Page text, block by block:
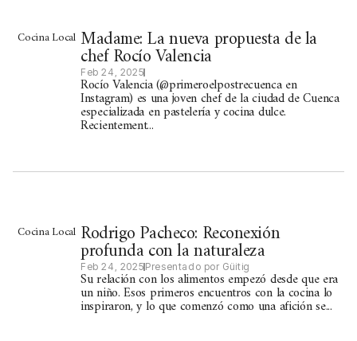
Cocina Local Madame: La nueva propuesta de la
chef Rocío Valencia
Feb 24, 2025
Rocío Valencia (@primeroelpostrecuenca en
Instagram) es una joven chef de la ciudad de Cuenca
especializada en pastelería y cocina dulce.
Recientement...
Cocina Local Rodrigo Pacheco: Reconexión
profunda con la naturaleza
Feb 24, 2025Presentado por Güitig
Su relación con los alimentos empezó desde que era
un niño. Esos primeros encuentros con la cocina lo
inspiraron, y lo que comenzó como una afición se...